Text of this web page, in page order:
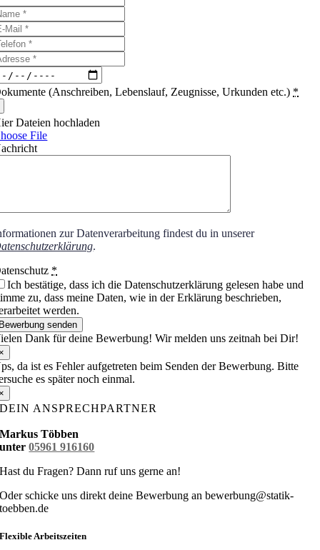
(Anschreiben, Lebenslauf, Zeugnisse, Urkunden etc.) *
Dateien hochladen
File
zur Datenverarbeitung findest du in unserer
.
*
Ich bestätige, dass ich die Datenschutzerklärung gelesen habe und
zu, dass meine Daten, wie in der Erklärung beschrieben,
werden.
senden
Dank für deine Bewerbung! Wir melden uns zeitnah bei Dir!
da ist es Fehler aufgetreten beim Senden der Bewerbung. Bitte
es später noch einmal.
DEIN ANSPRECHPARTNER
Markus Többen
unter05961 916160
Hast du Fragen? Dann ruf uns gerne an!
Oder schicke uns direkt deine Bewerbung an bewerbung@statik-
toebben.de
Flexible Arbeitszeiten